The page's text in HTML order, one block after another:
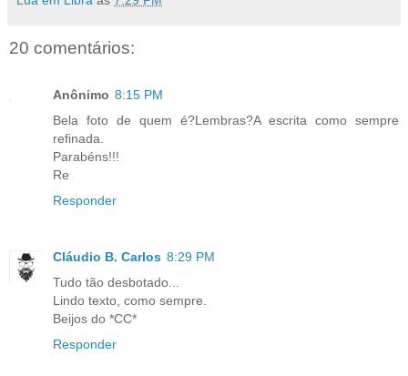
20 comentários:
Anônimo 8:15 PM
Bela foto de quem é?Lembras?A escrita como sempre
refinada.
Parabéns!!!
Re
Responder
Cláudio B. Carlos 8:29 PM
Tudo tão desbotado...
Lindo texto, como sempre.
Beijos do *CC*
Responder